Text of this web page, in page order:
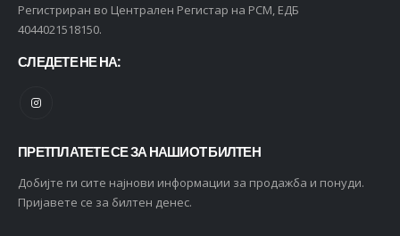
Регистриран во Централен Регистар на РСМ, ЕДБ
4044021518150.
СЛЕДЕТЕ НЕ НА:
ПРЕТПЛАТЕТЕ СЕ ЗА НАШИОТ БИЛТЕН
Добијте ги сите најнови информации за продажба и понуди.
Пријавете се за билтен денес.